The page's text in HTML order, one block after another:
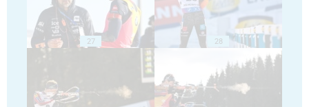
27 28